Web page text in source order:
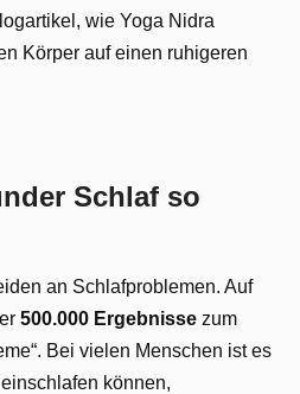
wie Yoga Nidra
Körper auf einen ruhigeren
Schlaf so
an Schlafproblemen. Auf
500.000 Ergebnisse zum
Bei vielen Menschen ist es
können,